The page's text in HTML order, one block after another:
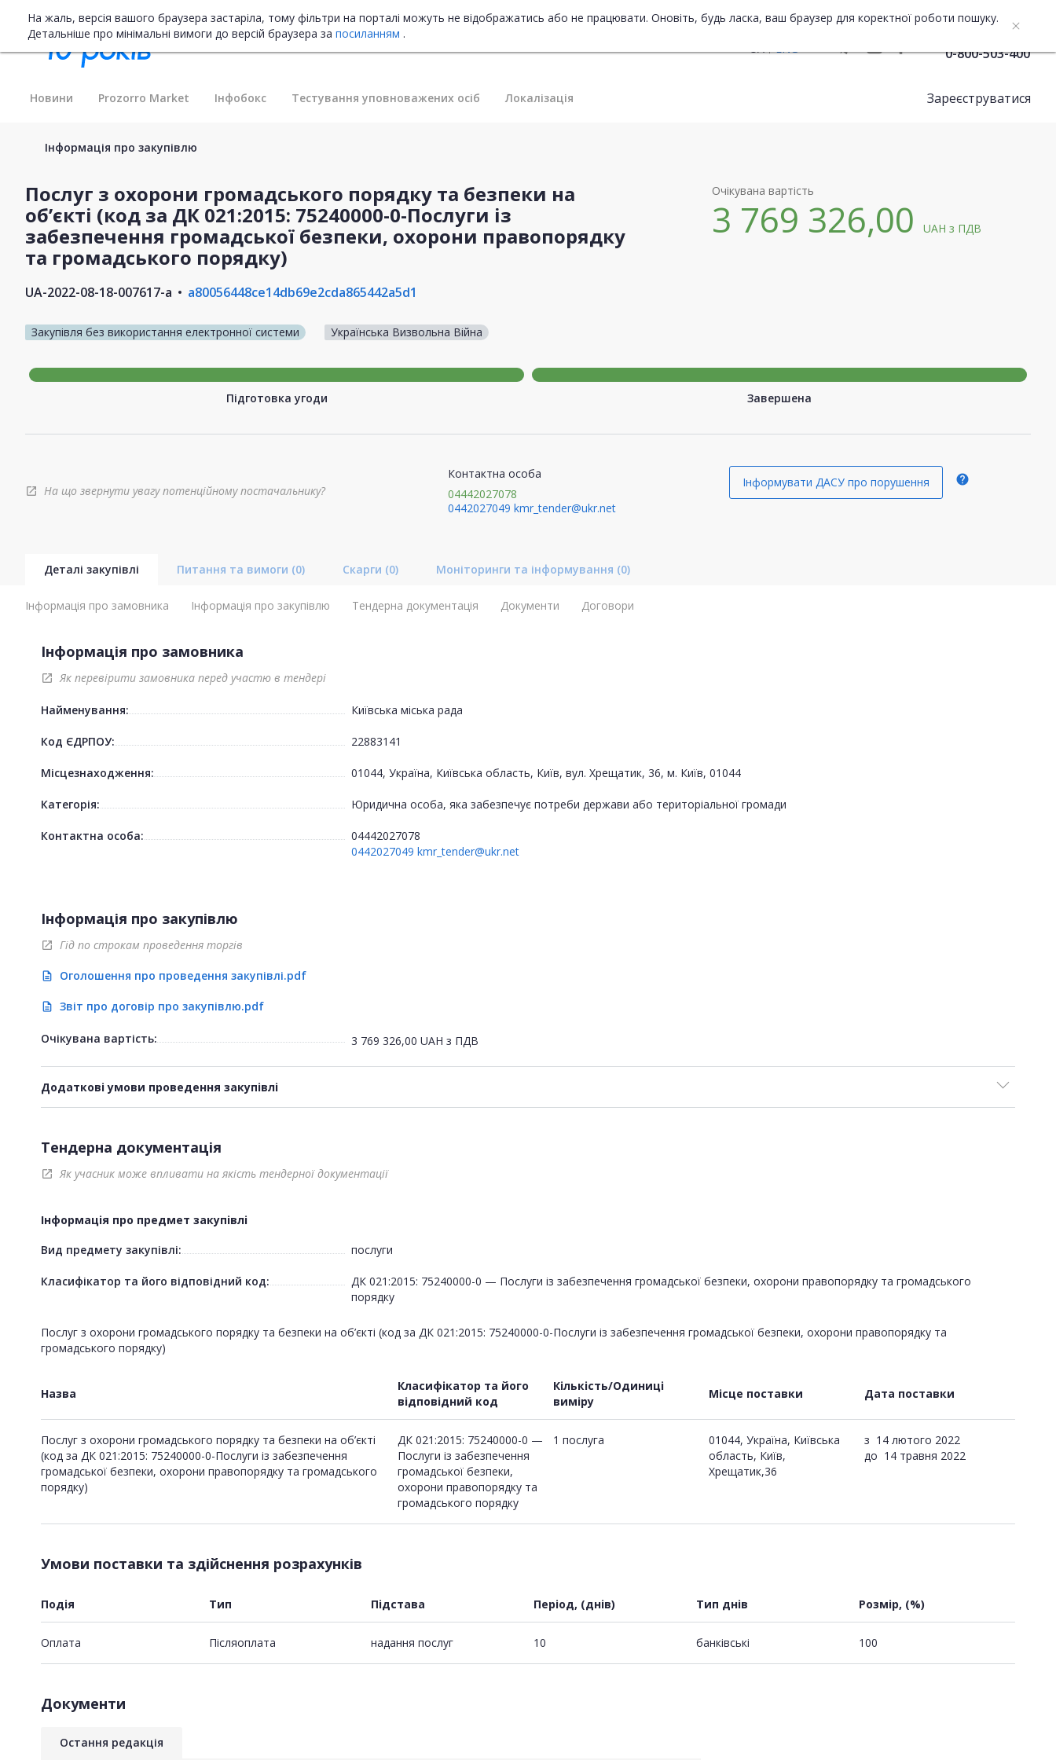
На жаль, версія вашого браузера застаріла, тому фільтри на порталі можуть не відображатись або не працювати. Оновіть, будь ласка, ваш браузер для коректної роботи пошуку.
Детальніше про мінімальні вимоги до версій браузера за посиланням .
UA
ENG 0-800-503-400
Новини Prozorro Market Інфобокс Тестування уповноважених осіб Локалізація Зареєструватися
Інформація про закупівлю
Послуг з охорони громадського порядку та безпеки на
об’єкті (код за ДК 021:2015: 75240000-0-Послуги із
забезпечення громадської безпеки, охорони правопорядку
та громадського порядку)
UA-2022-08-18-007617-a a80056448ce14db69e2cda865442a5d1
Закупівля без використання електронної системи Українська Визвольна Війна
Очікувана вартість
3 769 326,00UAHз ПДВ
Підготовка угоди Завершена
open_in_new На що звернути увагу потенційному постачальнику?
Контактна особа
04442027078
0442027049 kmr_tender@ukr.net
Інформувати ДАСУ про порушення help
Деталі закупівлі Питання та вимоги (0) Скарги (0) Моніторинги та інформування (0)
Інформація про замовника Інформація про закупівлю Тендерна документація Документи Договори
Інформація про замовника
open_in_new Як перевірити замовника перед участю в тендері
Найменування: Київська міська рада
Код ЄДРПОУ: 22883141
Місцезнаходження: 01044, Україна, Київська область, Київ, вул. Хрещатик, 36, м. Київ, 01044
Категорія: Юридична особа, яка забезпечує потреби держави або територіальної громади
Контактна особа:
04442027078
0442027049 kmr_tender@ukr.net
Інформація про закупівлю
open_in_new Гід по строкам проведення торгів
description Оголошення про проведення закупівлі.pdf
description Звіт про договір про закупівлю.pdf
Очікувана вартість: 3 769 326,00 UAH з ПДВ
Додаткові умови проведення закупівлі
Тендерна документація
open_in_new Як учасник може впливати на якість тендерної документації
Інформація про предмет закупівлі
Вид предмету закупівлі:
послуги
Класифікатор та його відповідний код:
ДК 021:2015: 75240000-0 — Послуги із забезпечення громадської безпеки, охорони правопорядку та громадського
порядку
Послуг з охорони громадського порядку та безпеки на об’єкті (код за ДК 021:2015: 75240000-0-Послуги із забезпечення громадської безпеки, охорони правопорядку та
громадського порядку)
Назва
Класифікатор та його
відповідний код
Кількість/Одиниці
виміру
Місце поставки Дата поставки
Послуг з охорони громадського порядку та безпеки на об’єкті
(код за ДК 021:2015: 75240000-0-Послуги із забезпечення
громадської безпеки, охорони правопорядку та громадського
порядку)
ДК 021:2015: 75240000-0 —
Послуги із забезпечення
громадської безпеки,
охорони правопорядку та
громадського порядку
1 послуга
01044, Україна, Київська
область, Київ,
Хрещатик,36
з 14 лютого 2022
до 14 травня 2022
Умови поставки та здійснення розрахунків
Подія Тип Підстава Період, (днів) Тип днів Розмір, (%)
Оплата Пiсляоплата надання послуг 10 банківські 100
Документи
Остання редакція